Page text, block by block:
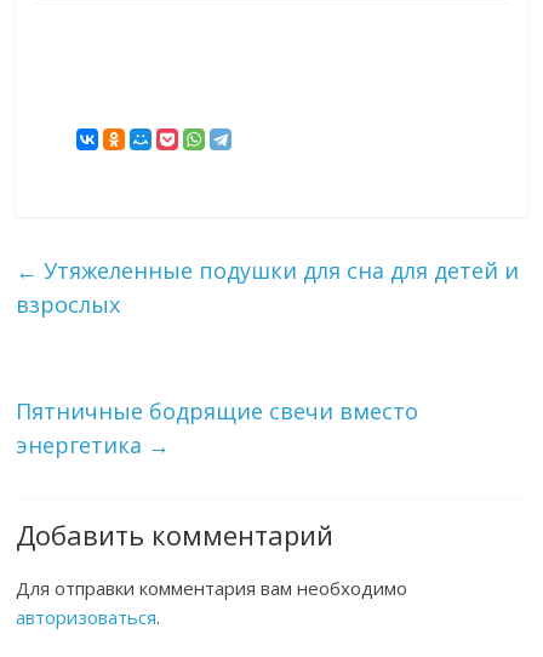
← Утяжеленные подушки для сна для детей и
взрослых
Пятничные бодрящие свечи вместо
энергетика →
Добавить комментарий
Для отправки комментария вам необходимо
авторизоваться.